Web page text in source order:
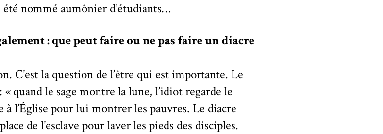
été nommé aumônier d’étudiants…
: que peut faire ou ne pas faire un diacre
C’est la question de l’être qui est importante. Le
quand le sage montre la lune, l’idiot regarde le
l’Église pour lui montrer les pauvres. Le diacre
de l’esclave pour laver les pieds des disciples.